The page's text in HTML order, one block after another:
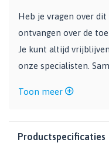
Heb je vragen over
ontvangen over de
Je kunt altijd
onze specialisten.
Toon meer
Productspecificaties